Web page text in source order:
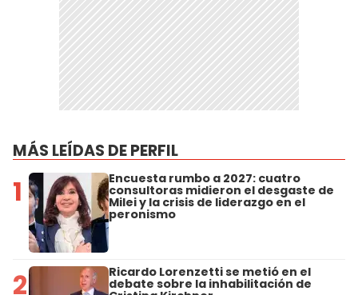
MÁS LEÍDAS DE PERFIL
1 Encuesta rumbo a 2027: cuatro
consultoras midieron el desgaste de
Milei y la crisis de liderazgo en el
peronismo
2 Ricardo Lorenzetti se metió en el
debate sobre la inhabilitación de